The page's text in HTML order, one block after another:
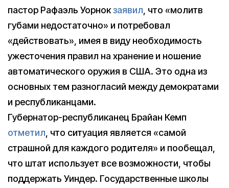
пастор Рафаэль Уорнокзаявил, что «молитв
губами недостаточно» и потребовал
«действовать», имея в виду необходимость
ужесточения правил на хранение и ношение
автоматического оружия в США. Это одна из
основных тем разногласий между демократами
и республиканцами.
Губернатор-республиканец Брайан Кемп
отметил, что ситуация является «самой
страшной для каждого родителя» и пообещал,
что штат использует все возможности, чтобы
поддержать Уиндер. Государственные школы